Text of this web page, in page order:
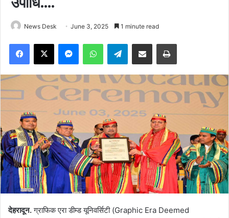
News Desk June 3, 2025 1 minute read
Facebook
X MessengerWhatsAppTelegramShare via Email Print
देहरादून.ग्राफिक एरा डीम्ड यूनिवर्सिटी (Graphic Era Deemed